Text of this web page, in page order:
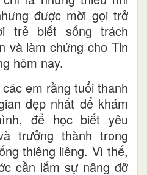
được mời gọi trở
trẻ biết sống trách
và làm chứng cho Tin
hôm nay.
em rằng tuổi thanh
đẹp nhất để khám
để học biết yêu
trưởng thành trong
thiêng liêng. Vì thế,
cần lắm sự nâng đỡ